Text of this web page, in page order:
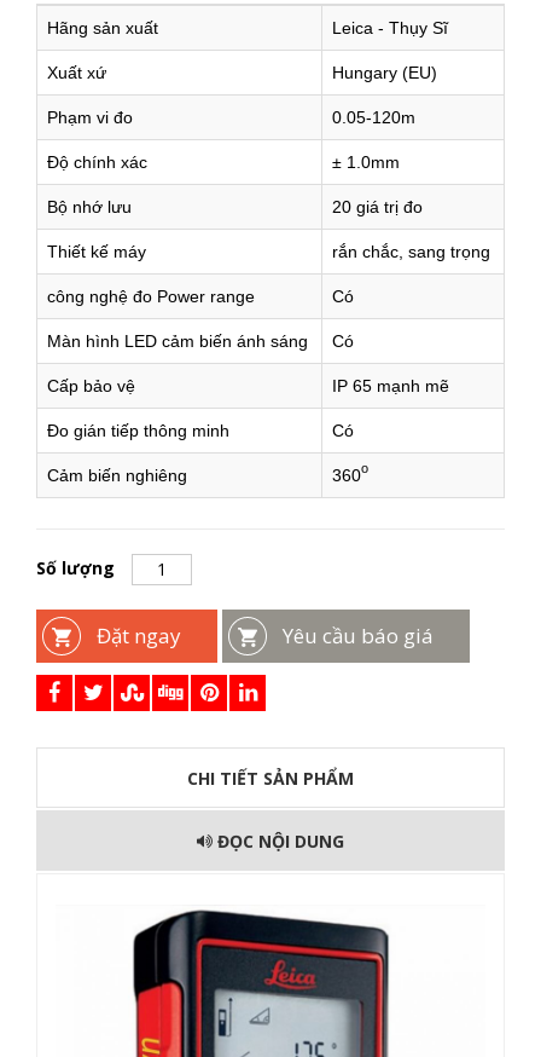
Hãng sản xuất
Leica - Thụy Sĩ
Xuất xứ Hungary (EU)
Phạm vi đo 0.05-120m
Độ chính xác ± 1.0mm
Bộ nhớ lưu 20 giá trị đo
Thiết kế máy rắn chắc, sang trọng
công nghệ đo Power range Có
Màn hình LED cảm biến ánh sáng Có
Cấp bảo vệ IP 65 mạnh mẽ
Đo gián tiếp thông minh Có
Cảm biến nghiêng 360o
Số lượng
Đặt ngay Yêu cầu báo giá
CHI TIẾT SẢN PHẨM
ĐỌC NỘI DUNG